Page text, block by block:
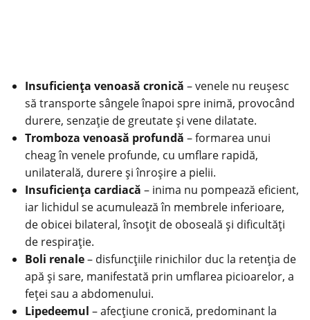
Insuficienţa venoasă cronică – venele nu reușesc
să transporte sângele înapoi spre inimă, provocând
durere, senzație de greutate și vene dilatate.
Tromboza venoasă profundă – formarea unui
cheag în venele profunde, cu umflare rapidă,
unilaterală, durere și înroșire a pielii.
Insuficienţa cardiacă – inima nu pompează eficient,
iar lichidul se acumulează în membrele inferioare,
de obicei bilateral, însoțit de oboseală și dificultăţi
de respirație.
Boli renale– disfuncţiile rinichilor duc la retenţia de
apă şi sare, manifestată prin umflarea picioarelor, a
feţei sau a abdomenului.
Lipedeemul – afecţiune cronică, predominant la